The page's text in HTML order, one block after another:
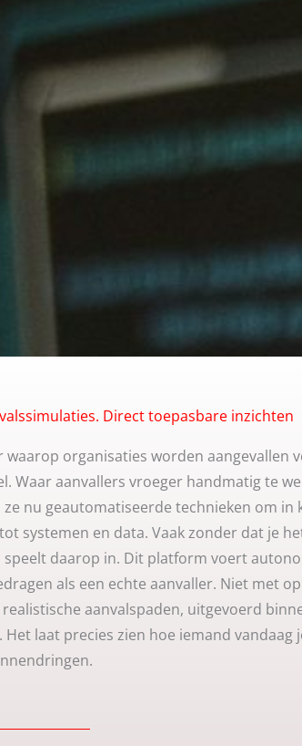
Direct toepasbare inzichten
waarop organisaties worden aangevallen
Waar aanvallers vroeger handmatig te
ze nu geautomatiseerde technieken om in
systemen en data. Vaak zonder dat je
speelt daarop in. Dit platform voert
als een echte aanvaller. Niet met
aanvalspaden, uitgevoerd
Het laat precies zien hoe iemand vandaag